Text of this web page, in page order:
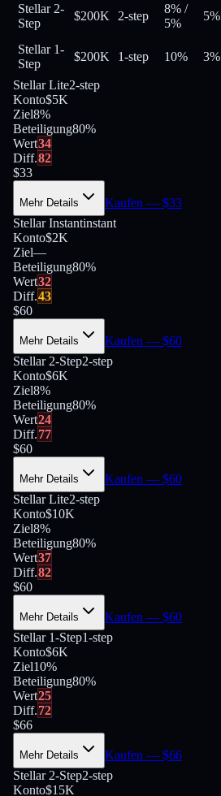
Stellar 2-
Step
$200K 2-step
8% /
5%
5%
Stellar 1-
Step
$200K 1-step 10% 3%
Stellar Lite2-step
Konto$5K
Ziel8%
Beteiligung80%
Wert34
Diff.82
$33
Mehr Details Kaufen — $33
Stellar Instantinstant
Konto$2K
Ziel—
Beteiligung80%
Wert32
Diff.43
$60
Mehr Details Kaufen — $60
Stellar 2-Step2-step
Konto$6K
Ziel8%
Beteiligung80%
Wert24
Diff.77
$60
Mehr Details Kaufen — $60
Stellar Lite2-step
Konto$10K
Ziel8%
Beteiligung80%
Wert37
Diff.82
$60
Mehr Details Kaufen — $60
Stellar 1-Step1-step
Konto$6K
Ziel10%
Beteiligung80%
Wert25
Diff.72
$66
Mehr Details Kaufen — $66
Stellar 2-Step2-step
Konto$15K